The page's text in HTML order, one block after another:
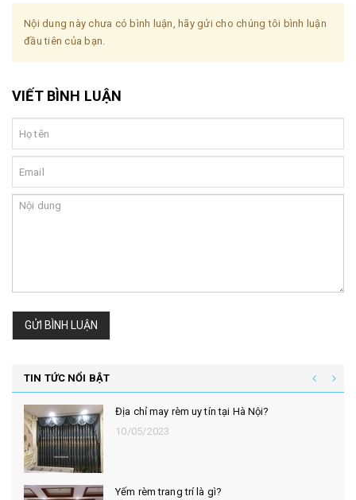
Nội dung này chưa có bình luận, hãy gửi cho chúng tôi bình luận
đầu tiên của bạn.
VIẾT BÌNH LUẬN
GỬI BÌNH LUẬN
TIN TỨC NỔI BẬT
Địa chỉ may rèm uy tín tại Hà Nội?
10/05/2023
Yếm rèm trang trí là gì?